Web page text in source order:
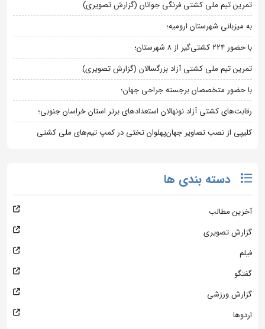
تمرین تیم ملی کشتی فرنگی جوانان (گزارش تصویری)
به میزبانی شهرستان ارومیه؛
با حضور ۲۲۴ کشتی‌گیر از ۸ شهرستان؛
تمرین تیم ملی کشتی آزاد بزرگسالان (گزارش تصویری)
با حضور متخصصان برجسته جراحی جهان؛
رقابت‌های کشتی آزاد نونهالان استعدادهای برتر استان خراسان جنوبی؛
کلیپی از نصب تصاویر جهان‌پهلوان تختی در کمپ تیم‌های ملی کشتی
دسته بندی ها
آخرین مطالب
گزارش تصویری
فیلم
گفتگو
گزارش ورزشی
اردوها